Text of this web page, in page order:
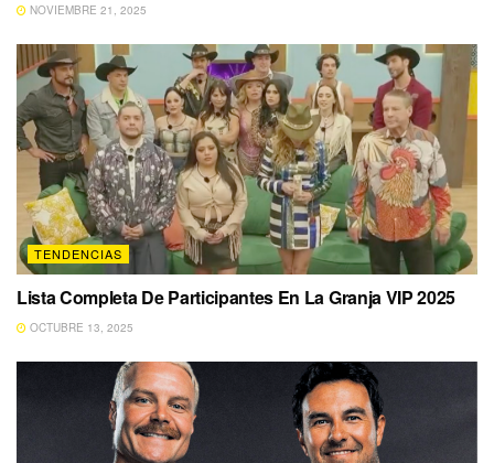
NOVIEMBRE 21, 2025
TENDENCIAS
Lista Completa De Participantes En La Granja VIP 2025
OCTUBRE 13, 2025